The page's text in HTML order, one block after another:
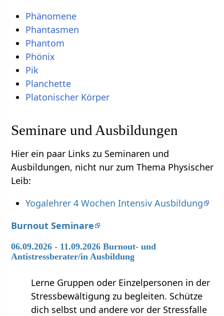
Phänomene
Phantasmen
Phantom
Phönix
Pik
Planchette
Platonischer Körper
Seminare und Ausbildungen
Hier ein paar Links zu Seminaren und
Ausbildungen, nicht nur zum Thema Physischer
Leib:
Yogalehrer 4 Wochen Intensiv Ausbildung
Burnout Seminare
06.09.2026 - 11.09.2026 Burnout- und
Antistressberater/in Ausbildung
Lerne Gruppen oder Einzelpersonen in der
Stressbewältigung zu begleiten. Schütze
dich selbst und andere vor der Stressfalle